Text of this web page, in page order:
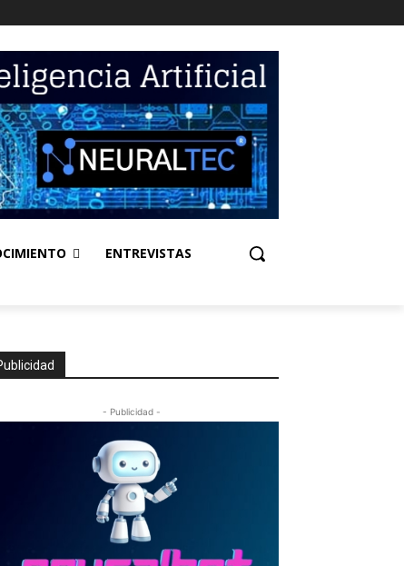
ENTREVISTAS
- Publicidad -